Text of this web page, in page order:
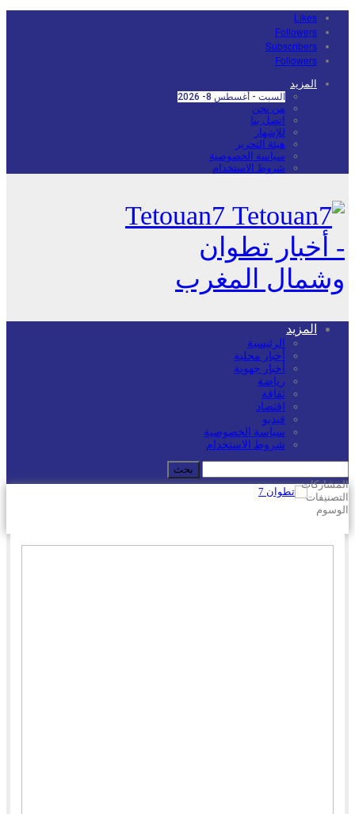
Likes
Followers
Subscribers
Followers
المزيد
السبت - أغسطس 8- 2026
من نحن
اتصل بنا
للإشهار
هيئة التحرير
سياسة الخصوصية
شروط الاستخدام
Tetouan7
- أخبار تطوان
وشمال المغرب
المزيد
الرئيسية
أخبار محلية
أخبار جهوية
رياضة
ثقافة
اقتصاد
فيديو
سياسة الخصوصية
شروط الاستخدام
المشاركات
التصنيفات
الوسوم